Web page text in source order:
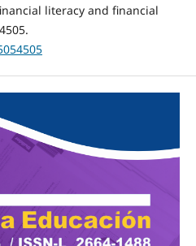
literacy and financial